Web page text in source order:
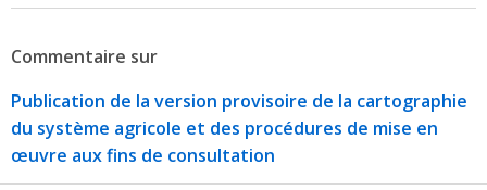
Commentaire sur
Publication de la version provisoire de la cartographie
du système agricole et des procédures de mise en
œuvre aux fins de consultation